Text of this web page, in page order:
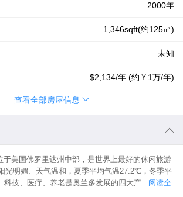
2000年
1,346sqft(约125㎡)
未知
$2,134/年 (约 ￥1万/年)
查看全部房屋信息
于美国佛罗里达州中部，是世界上最好的休闲旅游
光明媚、天气温和，夏季平均气温27.2℃，冬季平
技、医疗、养老是奥兰多发展的四大产...阅读全